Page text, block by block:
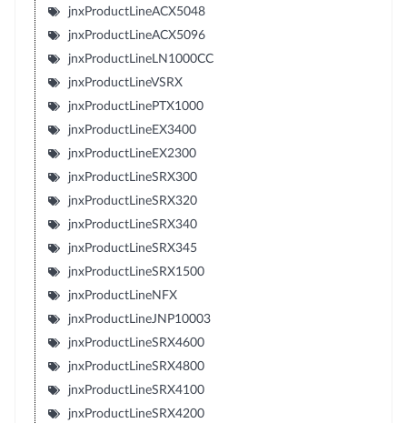
jnxProductLineACX5048
jnxProductLineACX5096
jnxProductLineLN1000CC
jnxProductLineVSRX
jnxProductLinePTX1000
jnxProductLineEX3400
jnxProductLineEX2300
jnxProductLineSRX300
jnxProductLineSRX320
jnxProductLineSRX340
jnxProductLineSRX345
jnxProductLineSRX1500
jnxProductLineNFX
jnxProductLineJNP10003
jnxProductLineSRX4600
jnxProductLineSRX4800
jnxProductLineSRX4100
jnxProductLineSRX4200